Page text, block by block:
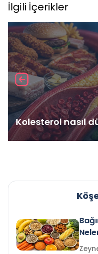
İlgili İçerikler
Kolesterol nasıl